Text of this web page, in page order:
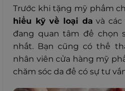
Trước khi tặng mỹ phẩm
hiểu kỹ về loại da và
đang quan tâm để chọn
nhất. Bạn cũng có thể
nhân viên cửa hàng mỹ
chăm sóc da để có sự tư